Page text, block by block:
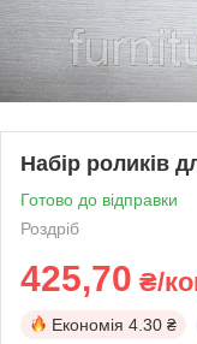
Набір роликів
Готово до відправки
Роздріб
425,70 ₴/
Економія 4.30 ₴